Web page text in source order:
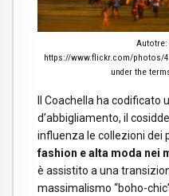
Autotre:
https://www.flickr.com/photos/
under the
Il Coachella ha codificato
d’abbigliamento, il
influenza le collezioni dei
fashion e alta moda nei
è assistito a una
massimalismo “boho-